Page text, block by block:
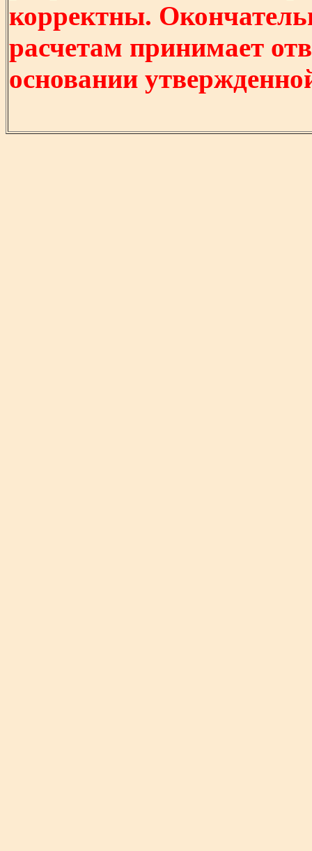
корректны.
расчетам принимает
основании